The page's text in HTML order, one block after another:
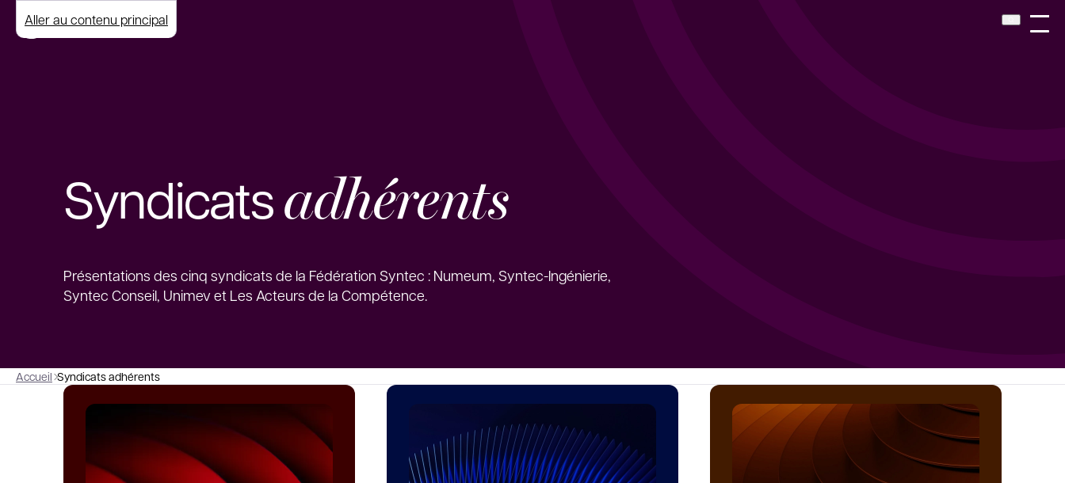
Aller au contenu principal
Syndicatsadhérents
Présentations des cinq syndicats de la Fédération Syntec : Numeum, Syntec-Ingénierie,
Syntec Conseil, Unimev et Les Acteurs de la Compétence.
Accueil Syndicats adhérents